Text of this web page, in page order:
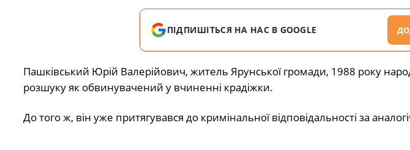
ПІДПИШІТЬСЯ НА НАС В GOOGLE
Пашківський Юрій Валерійович, житель Ярунської громади, 1988 року
розшуку як обвинувачений у вчиненні крадіжки.
До того ж, він уже притягувався до кримінальної відповідальності за